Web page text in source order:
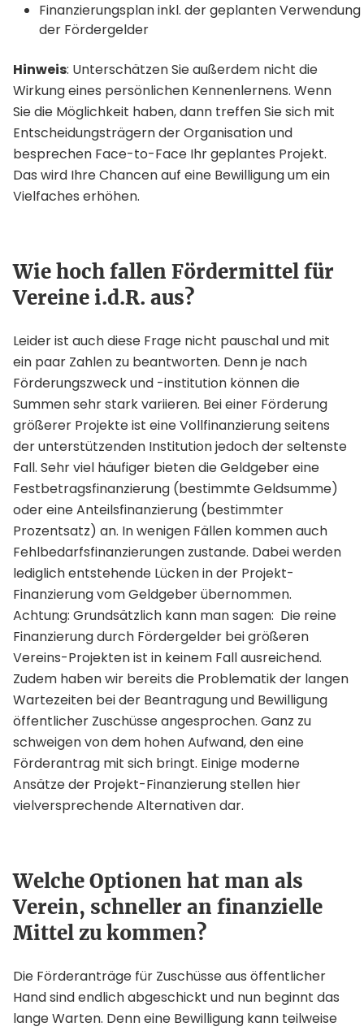
Finanzierungsplan inkl. der geplanten Verwendung
der Fördergelder
Hinweis: Unterschätzen Sie außerdem nicht die
Wirkung eines persönlichen Kennenlernens. Wenn
Sie die Möglichkeit haben, dann treffen Sie sich mit
Entscheidungsträgern der Organisation und
besprechen Face-to-Face Ihr geplantes Projekt.
Das wird Ihre Chancen auf eine Bewilligung um ein
Vielfaches erhöhen.
Wie hoch fallen Fördermittel für
Vereine i.d.R. aus?
Leider ist auch diese Frage nicht pauschal und mit
ein paar Zahlen zu beantworten. Denn je nach
Förderungszweck und -institution können die
Summen sehr stark variieren. Bei einer Förderung
größerer Projekte ist eine Vollfinanzierung seitens
der unterstützenden Institution jedoch der seltenste
Fall. Sehr viel häufiger bieten die Geldgeber eine
Festbetragsfinanzierung (bestimmte Geldsumme)
oder eine Anteilsfinanzierung (bestimmter
Prozentsatz) an. In wenigen Fällen kommen auch
Fehlbedarfsfinanzierungen zustande. Dabei werden
lediglich entstehende Lücken in der Projekt-
Finanzierung vom Geldgeber übernommen.
Achtung: Grundsätzlich kann man sagen: Die reine
Finanzierung durch Fördergelder bei größeren
Vereins-Projekten ist in keinem Fall ausreichend.
Zudem haben wir bereits die Problematik der langen
Wartezeiten bei der Beantragung und Bewilligung
öffentlicher Zuschüsse angesprochen. Ganz zu
schweigen von dem hohen Aufwand, den eine
Förderantrag mit sich bringt. Einige moderne
Ansätze der Projekt-Finanzierung stellen hier
vielversprechende Alternativen dar.
Welche Optionen hat man als
Verein, schneller an finanzielle
Mittel zu kommen?
Die Förderanträge für Zuschüsse aus öffentlicher
Hand sind endlich abgeschickt und nun beginnt das
lange Warten. Denn eine Bewilligung kann teilweise